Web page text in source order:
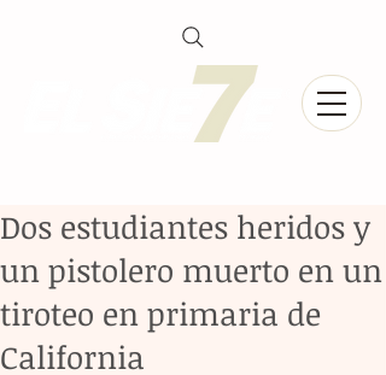
Dos estudiantes heridos y
un pistolero muerto en un
tiroteo en primaria de
California